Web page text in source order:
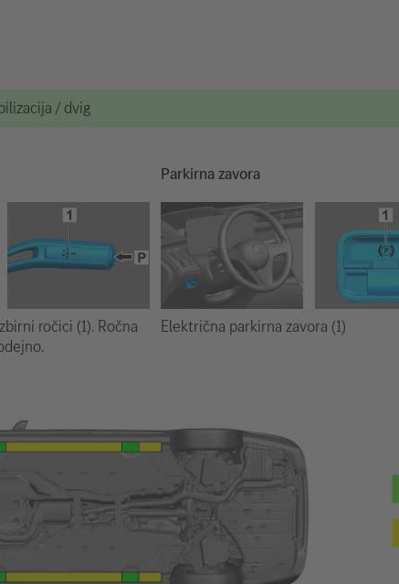
/ dvig
ročici (1). Ročna
Parkirna zavora
Električna parkirna zavora (1)